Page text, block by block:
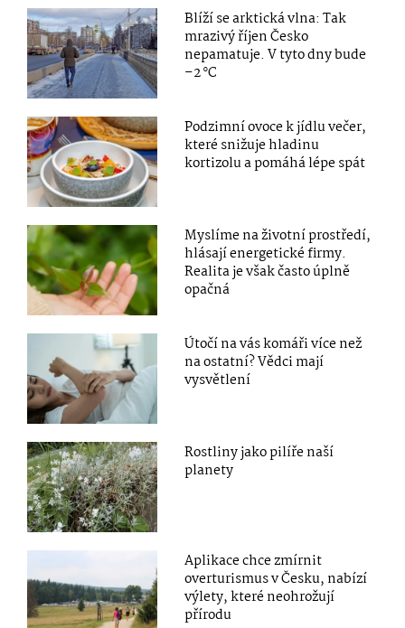
Blíží se arktická vlna: Tak
mrazivý říjen Česko
nepamatuje. V tyto dny bude
–2 °C
Podzimní ovoce k jídlu večer,
které snižuje hladinu
kortizolu a pomáhá lépe spát
Myslíme na životní prostředí,
hlásají energetické firmy.
Realita je však často úplně
opačná
Útočí na vás komáři více než
na ostatní? Vědci mají
vysvětlení
Rostliny jako pilíře naší
planety
Aplikace chce zmírnit
overturismus v Česku, nabízí
výlety, které neohrožují
přírodu